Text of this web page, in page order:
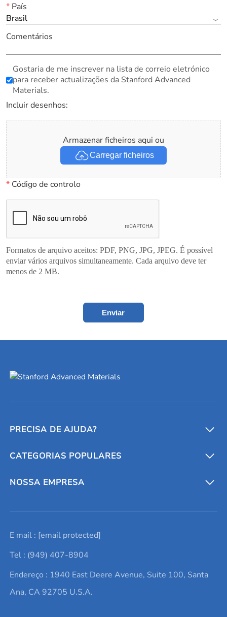
*País
Brasil
Comentários
Gostaria de me inscrever na lista de correio eletrónico
para receber actualizações da Stanford Advanced
Materials.
Incluir desenhos:
Armazenar ficheiros aqui ou
Carregar ficheiros
*Código de controlo
Formatos de arquivo aceitos: PDF, PNG, JPG, JPEG. É possível
enviar vários arquivos simultaneamente. Cada arquivo deve ter
menos de 2 MB.
Enviar
PRECISA DE AJUDA?
Conversores e calculadoras
Entre em contato conosco
Lista de consultas
Termos e Condições
Política de Privacidade
CATEGORIAS POPULARES
Metais refratários
Elementos de terras raras
Alvos de pulverização catódica
Ácido hialurônico
NOSSA EMPRESA
Promoções atuais
Notícias e blogs
Estudos de caso
E mail : [email protected]
Tel : (949) 407-8904
Endereço : 1940 East Deere Avenue, Suite 100, Santa
Ana, CA 92705 U.S.A.